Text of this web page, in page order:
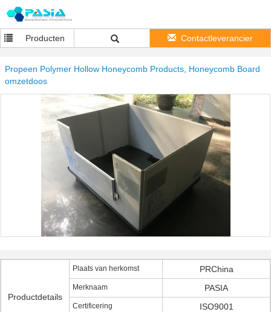
Producten Contactleverancier
Propeen Polymer Hollow Honeycomb Products, Honeycomb Board
omzetdoos
Productdetails
Plaats van herkomst PRChina
Merknaam PASIA
Certificering ISO9001